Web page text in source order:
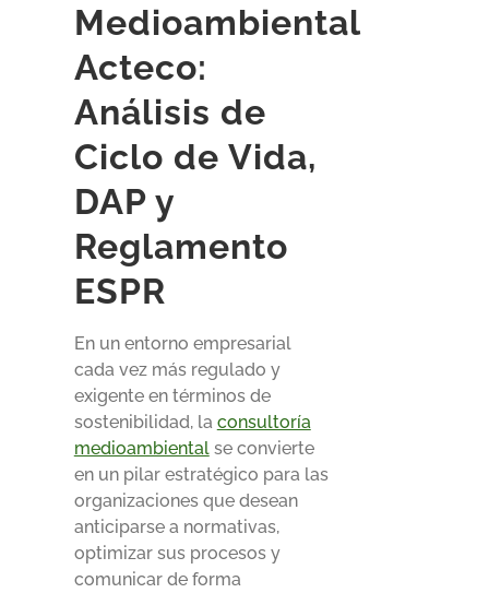
Medioambiental
Acteco:
Análisis de
Ciclo de Vida,
DAP y
Reglamento
ESPR
En un entorno empresarial
cada vez más regulado y
exigente en términos de
sostenibilidad, la consultoría
medioambientalse convierte
en un pilar estratégico para las
organizaciones que desean
anticiparse a normativas,
optimizar sus procesos y
comunicar de forma